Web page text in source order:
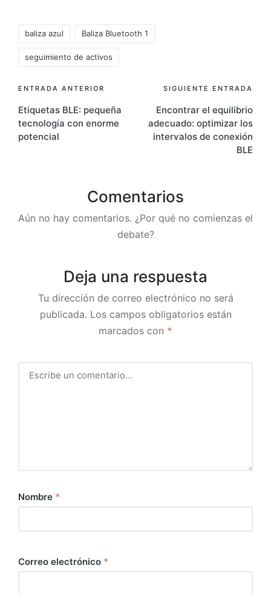
baliza azul Baliza Bluetooth 1
seguimiento de activos
Navegación
de
entradas
ENTRADA ANTERIOR
Etiquetas BLE: pequeña
tecnología con enorme
potencial
SIGUIENTE ENTRADA
Encontrar el equilibrio
adecuado: optimizar los
intervalos de conexión
BLE
Comentarios
Aún no hay comentarios. ¿Por qué no comienzas el
debate?
Deja una respuesta
Tu dirección de correo electrónico no será
publicada. Los campos obligatorios están
marcados con *
Nombre *
Correo electrónico *